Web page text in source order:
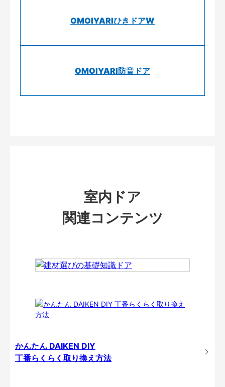
OMOIYARIひきドアW
OMOIYARI防音ドア
室内ドア
関連コンテンツ
かんたん DAIKEN DIY
丁番らくらく取り換え方法